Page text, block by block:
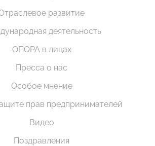
развитие
деятельность
ОПОРА в лицах
Пресса о нас
Особое мнение
прав предпринимателей
Видео
Поздравления